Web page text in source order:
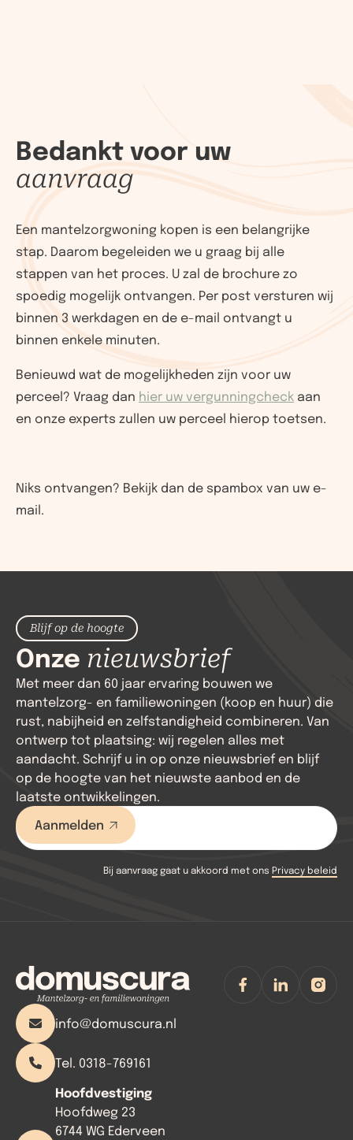
Bedankt voor uw
aanvraag
Een mantelzorgwoning kopen is een belangrijke
stap. Daarom begeleiden we u graag bij alle
stappen van het proces. U zal de brochure zo
spoedig mogelijk ontvangen. Per post versturen wij
binnen 3 werkdagen en de e-mail ontvangt u
binnen enkele minuten.
Benieuwd wat de mogelijkheden zijn voor uw
perceel? Vraag dan hier uw vergunningcheck aan
en onze experts zullen uw perceel hierop toetsen.
Niks ontvangen? Bekijk dan de spambox van uw e-
mail.
Blijf op de hoogte
Onze nieuwsbrief
Met meer dan 60 jaar ervaring bouwen we
mantelzorg- en familiewoningen (koop en huur) die
rust, nabijheid en zelfstandigheid combineren. Van
ontwerp tot plaatsing: wij regelen alles met
aandacht. Schrijf u in op onze nieuwsbrief en blijf
op de hoogte van het nieuwste aanbod en de
laatste ontwikkelingen.
Bij aanvraag gaat u akkoord met ons Privacy beleid
info@domuscura.nl
Tel. 0318-769161
Hoofdvestiging
Hoofdweg 23
6744 WG Ederveen